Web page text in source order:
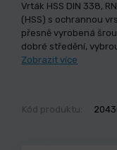
Vrták HSS DIN 338,
(HSS) s ochrannou
přesně vyrobená
dobré středění,
Zobrazit více
Kód produktu: